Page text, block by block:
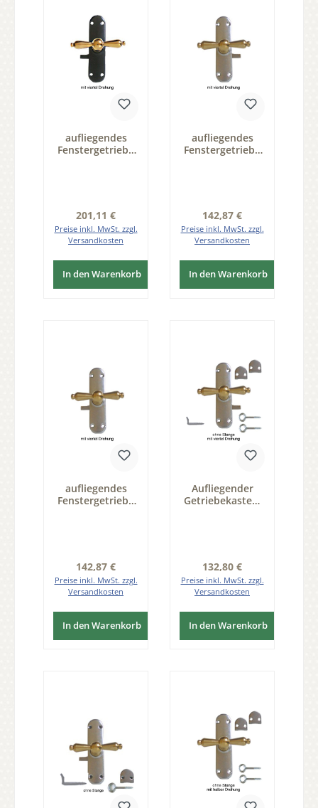
aufliegendes
Fenstergetriebe
Serie FS101
Regulärer Preis:
201,11 €
Preise inkl. MwSt. zzgl.
Versandkosten
In den Warenkorb
aufliegendes
Fenstergetriebe
Serie FS101
Regulärer Preis:
142,87 €
Preise inkl. MwSt. zzgl.
Versandkosten
In den Warenkorb
aufliegendes
Fenstergetriebe
Serie FS101
Regulärer Preis:
142,87 €
Preise inkl. MwSt. zzgl.
Versandkosten
In den Warenkorb
Aufliegender
Getriebekasten,
Regulärer Preis:
132,80 €
Preise inkl. MwSt. zzgl.
Versandkosten
In den Warenkorb